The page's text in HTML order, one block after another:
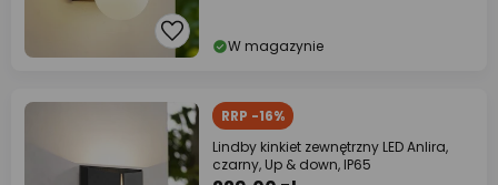
W magazynie
RRP -16%
Lindby kinkiet zewnętrzny LED Anlira,
czarny, Up & down, IP65